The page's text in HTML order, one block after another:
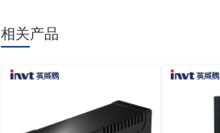
相关产品